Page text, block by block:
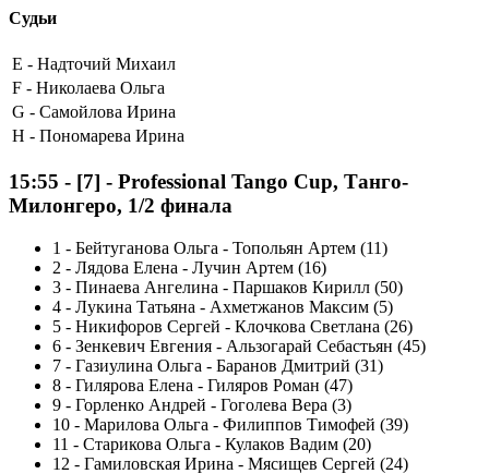
Судьи
E - Надточий Михаил
F - Николаева Ольга
G - Самойлова Ирина
H - Пономарева Ирина
15:55 - [7] - Professional Tango Cup, Танго-
Милонгеро, 1/2 финала
1 - Бейтуганова Ольга - Топольян Артем (11)
2 - Лядова Елена - Лучин Артем (16)
3 - Пинаева Ангелина - Паршаков Кирилл (50)
4 - Лукина Татьяна - Ахметжанов Максим (5)
5 - Никифоров Сергей - Клочкова Светлана (26)
6 - Зенкевич Евгения - Альзогарай Себастьян (45)
7 - Газиулина Ольга - Баранов Дмитрий (31)
8 - Гилярова Елена - Гиляров Роман (47)
9 - Горленко Андрей - Гоголева Вера (3)
10 - Марилова Ольга - Филиппов Тимофей (39)
11 - Старикова Ольга - Кулаков Вадим (20)
12 - Гамиловская Ирина - Мясищев Сергей (24)